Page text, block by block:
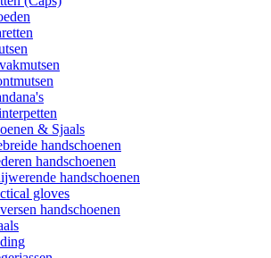
& Sjaals
handschoenen
handschoenen
handschoenen
gloves
handschoenen